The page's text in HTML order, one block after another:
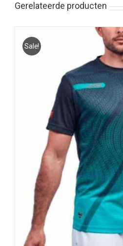
Gerelateerde producten
Sale!